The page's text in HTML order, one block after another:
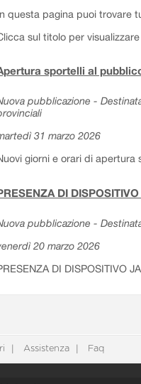
questa pagina puoi trovare
sul titolo per
sportelli al
pubblicazione -
31 marzo 2026
giorni e orari di
DI
pubblicazione -
20 marzo 2026
DI DISPOSITIVO
Assistenza Faq